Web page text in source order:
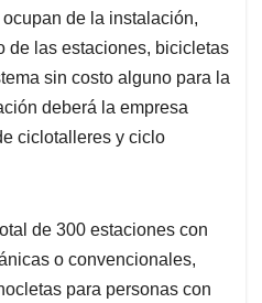
de la instalación,
de las estaciones, bicicletas
sin costo alguno para la
deberá la empresa
ciclotalleres y ciclo
de 300 estaciones con
o convencionales,
para personas con